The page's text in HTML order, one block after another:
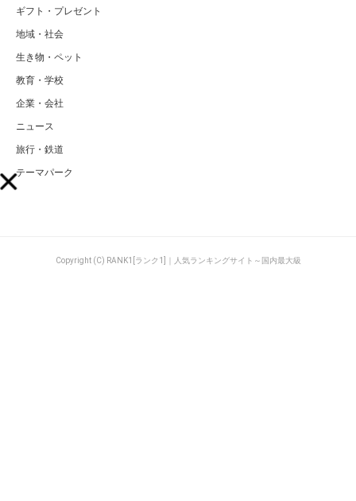
ギフト・プレゼント
地域・社会
生き物・ペット
教育・学校
企業・会社
ニュース
旅行・鉄道
テーマパーク
Copyright (C) RANK1[ランク1]｜人気ランキングサイト～国内最大級